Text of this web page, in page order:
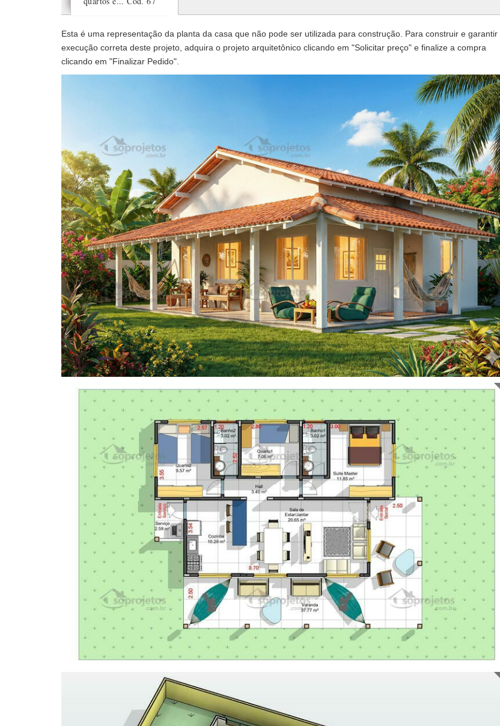
Esta é uma representação da planta da casa que não pode ser utilizada para construção. Para construir e garantir
execução correta deste projeto, adquira o projeto arquitetônico clicando em "Solicitar preço" e finalize a compra
clicando em "Finalizar Pedido".